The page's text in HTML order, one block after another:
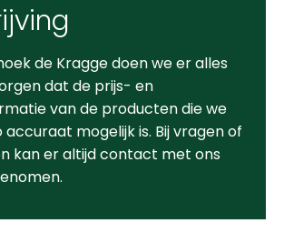
de Kragge doen we er alles
dat de prijs- en
van de producten die we
mogelijk is. Bij vragen of
kan er altijd contact met ons